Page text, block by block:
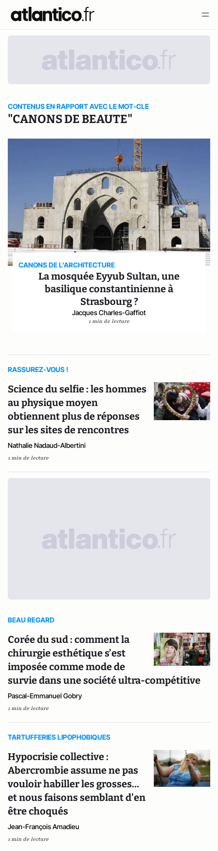
CONTENUS EN RAPPORT AVEC LE MOT-CLE
"CANONS DE BEAUTE"
CANONS DE L'ARCHITECTURE
La mosquée Eyyub Sultan, une
basilique constantinienne à
Strasbourg ?
Jacques Charles-Gaffiot
1 min de lecture
RASSUREZ-VOUS !
Science du selfie : les hommes
au physique moyen
obtiennent plus de réponses
sur les sites de rencontres
Nathalie Nadaud-Albertini
1 min de lecture
BEAU REGARD
Corée du sud : comment la
chirurgie esthétique s’est
imposée comme mode de
survie dans une société ultra-compétitive
Pascal-Emmanuel Gobry
1 min de lecture
TARTUFFERIES LIPOPHOBIQUES
Hypocrisie collective :
Abercrombie assume ne pas
vouloir habiller les grosses...
et nous faisons semblant d’en
être choqués
Jean-François Amadieu
1 min de lecture